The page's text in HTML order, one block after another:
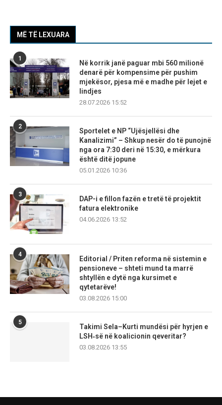
MË TË LEXUARA
1
Në korrik janë paguar mbi 560 milionë
denarë për kompensime për pushim
mjekësor, pjesa më e madhe për lejet e
lindjes
28.07.2026 15:52
2
Sportelet e NP “Ujësjellësi dhe
Kanalizimi” – Shkup nesër do të punojnë
nga ora 7:30 deri në 15:30, e mërkura
është ditë jopune
05.01.2026 10:36
3
DAP-i e fillon fazën e tretë të projektit
fatura elektronike
04.06.2026 13:52
4
Editorial / Priten reforma në sistemin e
pensioneve – shteti mund ta marrë
shtyllën e dytë nga kursimet e
qytetarëve!
03.08.2026 15:00
5
Takimi Sela–Kurti mundësi për hyrjen e
LSH‑së në koalicionin qeveritar?
03.08.2026 13:55